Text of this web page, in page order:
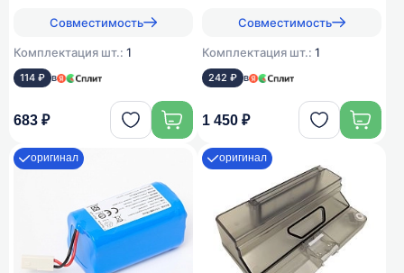
Совместимость
Комплектация шт.: 1
114 ₽ в
683 ₽
Совместимость
Комплектация шт.: 1
242 ₽ в
1 450 ₽
оригинал оригинал